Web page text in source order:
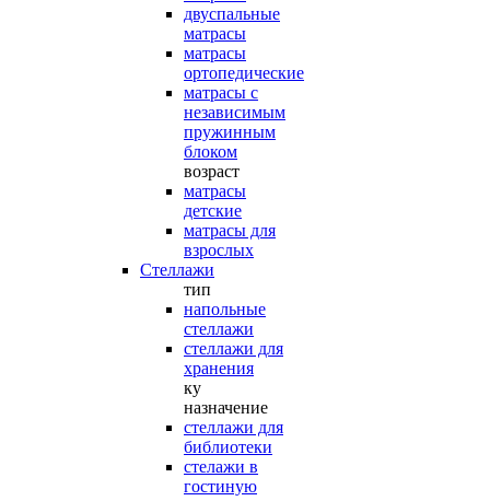
двуспальные
матрасы
матрасы
ортопедические
матрасы с
независимым
пружинным
блоком
возраст
матрасы
детские
матрасы для
взрослых
Стеллажи
тип
напольные
стеллажи
стеллажи для
хранения
ку
назначение
стеллажи для
библиотеки
стелажи в
гостиную